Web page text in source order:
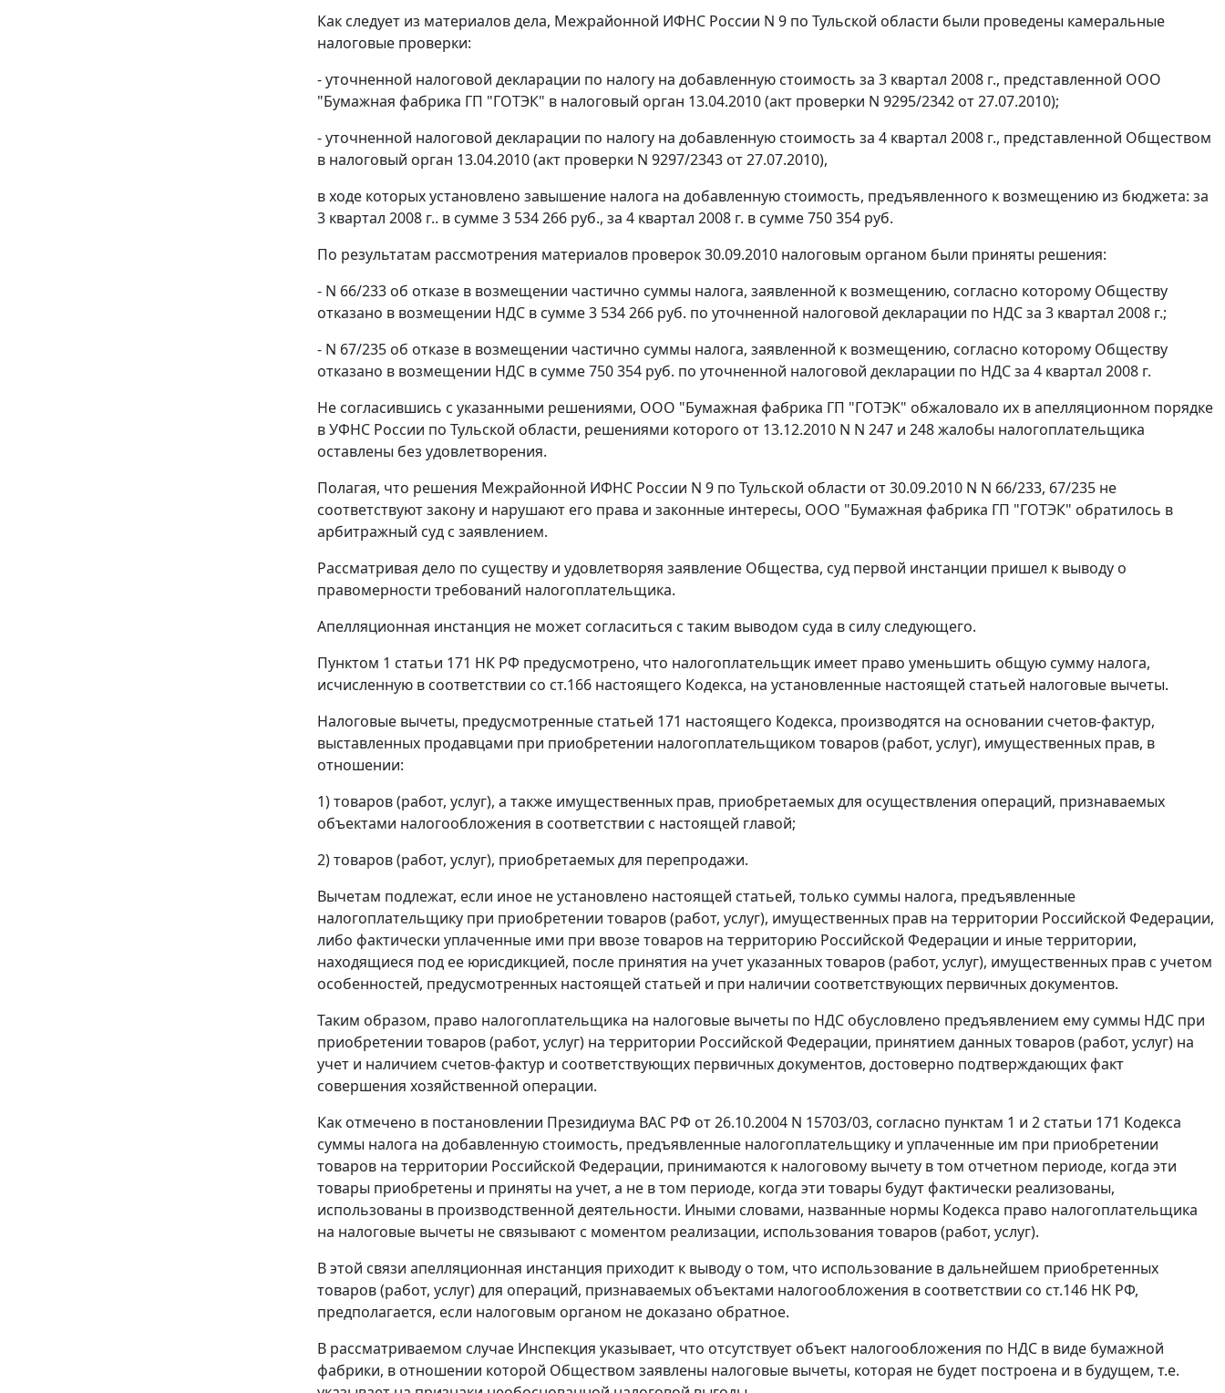
Как следует из материалов дела, Межрайонной ИФНС России N 9 по Тульской области были проведены камеральные
налоговые проверки:
- уточненной налоговой декларации по налогу на добавленную стоимость за 3 квартал 2008 г., представленной ООО
"Бумажная фабрика ГП "ГОТЭК" в налоговый орган 13.04.2010 (акт проверки N 9295/2342 от 27.07.2010);
- уточненной налоговой декларации по налогу на добавленную стоимость за 4 квартал 2008 г., представленной Обществом
в налоговый орган 13.04.2010 (акт проверки N 9297/2343 от 27.07.2010),
в ходе которых установлено завышение налога на добавленную стоимость, предъявленного к возмещению из бюджета: за
3 квартал 2008 г.. в сумме 3 534 266 руб., за 4 квартал 2008 г. в сумме 750 354 руб.
По результатам рассмотрения материалов проверок 30.09.2010 налоговым органом были приняты решения:
- N 66/233 об отказе в возмещении частично суммы налога, заявленной к возмещению, согласно которому Обществу
отказано в возмещении НДС в сумме 3 534 266 руб. по уточненной налоговой декларации по НДС за 3 квартал 2008 г.;
- N 67/235 об отказе в возмещении частично суммы налога, заявленной к возмещению, согласно которому Обществу
отказано в возмещении НДС в сумме 750 354 руб. по уточненной налоговой декларации по НДС за 4 квартал 2008 г.
Не согласившись с указанными решениями, ООО "Бумажная фабрика ГП "ГОТЭК" обжаловало их в апелляционном порядке
в УФНС России по Тульской области, решениями которого от 13.12.2010 N N 247 и 248 жалобы налогоплательщика
оставлены без удовлетворения.
Полагая, что решения Межрайонной ИФНС России N 9 по Тульской области от 30.09.2010 N N 66/233, 67/235 не
соответствуют закону и нарушают его права и законные интересы, ООО "Бумажная фабрика ГП "ГОТЭК" обратилось в
арбитражный суд с заявлением.
Рассматривая дело по существу и удовлетворяя заявление Общества, суд первой инстанции пришел к выводу о
правомерности требований налогоплательщика.
Апелляционная инстанция не может согласиться с таким выводом суда в силу следующего.
Пунктом 1 статьи 171 НК РФ предусмотрено, что налогоплательщик имеет право уменьшить общую сумму налога,
исчисленную в соответствии со ст.166 настоящего Кодекса, на установленные настоящей статьей налоговые вычеты.
Налоговые вычеты, предусмотренные статьей 171 настоящего Кодекса, производятся на основании счетов-фактур,
выставленных продавцами при приобретении налогоплательщиком товаров (работ, услуг), имущественных прав, в
отношении:
1) товаров (работ, услуг), а также имущественных прав, приобретаемых для осуществления операций, признаваемых
объектами налогообложения в соответствии с настоящей главой;
2) товаров (работ, услуг), приобретаемых для перепродажи.
Вычетам подлежат, если иное не установлено настоящей статьей, только суммы налога, предъявленные
налогоплательщику при приобретении товаров (работ, услуг), имущественных прав на территории Российской Федерации,
либо фактически уплаченные ими при ввозе товаров на территорию Российской Федерации и иные территории,
находящиеся под ее юрисдикцией, после принятия на учет указанных товаров (работ, услуг), имущественных прав с учетом
особенностей, предусмотренных настоящей статьей и при наличии соответствующих первичных документов.
Таким образом, право налогоплательщика на налоговые вычеты по НДС обусловлено предъявлением ему суммы НДС при
приобретении товаров (работ, услуг) на территории Российской Федерации, принятием данных товаров (работ, услуг) на
учет и наличием счетов-фактур и соответствующих первичных документов, достоверно подтверждающих факт
совершения хозяйственной операции.
Как отмечено в постановлении Президиума ВАС РФ от 26.10.2004 N 15703/03, согласно пунктам 1 и 2 статьи 171 Кодекса
суммы налога на добавленную стоимость, предъявленные налогоплательщику и уплаченные им при приобретении
товаров на территории Российской Федерации, принимаются к налоговому вычету в том отчетном периоде, когда эти
товары приобретены и приняты на учет, а не в том периоде, когда эти товары будут фактически реализованы,
использованы в производственной деятельности. Иными словами, названные нормы Кодекса право налогоплательщика
на налоговые вычеты не связывают с моментом реализации, использования товаров (работ, услуг).
В этой связи апелляционная инстанция приходит к выводу о том, что использование в дальнейшем приобретенных
товаров (работ, услуг) для операций, признаваемых объектами налогообложения в соответствии со ст.146 НК РФ,
предполагается, если налоговым органом не доказано обратное.
В рассматриваемом случае Инспекция указывает, что отсутствует объект налогообложения по НДС в виде бумажной
фабрики, в отношении которой Обществом заявлены налоговые вычеты, которая не будет построена и в будущем, т.е.